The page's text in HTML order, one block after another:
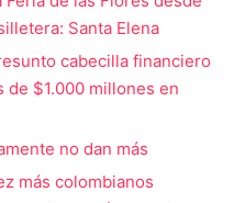
Santa Elena
cabecilla financiero
de $1.000 millones en
no dan más
más colombianos